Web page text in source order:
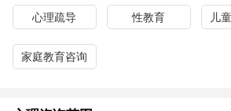
心理疏导 性教育 儿
家庭教育咨询